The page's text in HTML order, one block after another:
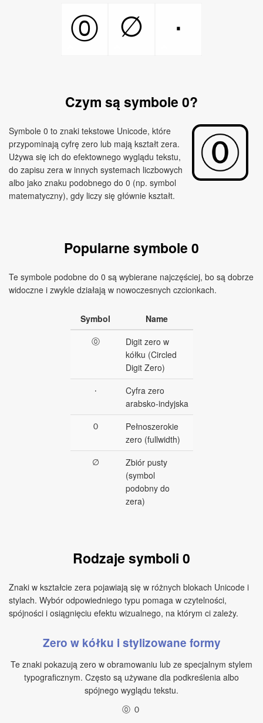
⓪ ∅ ٠
Czym są symbole 0?
Symbole 0 to znaki tekstowe Unicode, które
przypominają cyfrę zero lub mają kształt zera.
Używa się ich do efektownego wyglądu tekstu,
do zapisu zera w innych systemach liczbowych
albo jako znaku podobnego do 0 (np. symbol
matematyczny), gdy liczy się głównie kształt.
Popularne symbole 0
Te symbole podobne do 0 są wybierane najczęściej, bo są dobrze
widoczne i zwykle działają w nowoczesnych czcionkach.
Symbol
Name
⓪
Digit zero w
kółku (Circled
Digit Zero)
٠
Cyfra zero
arabsko‑indyjska
０
Pełnoszerokie
zero (fullwidth)
∅
Zbiór pusty
(symbol
podobny do
zera)
Rodzaje symboli 0
Znaki w kształcie zera pojawiają się w różnych blokach Unicode i
stylach. Wybór odpowiedniego typu pomaga w czytelności,
spójności i osiągnięciu efektu wizualnego, na którym ci zależy.
Zero w kółku i stylizowane formy
Te znaki pokazują zero w obramowaniu lub ze specjalnym stylem
typograficznym. Często są używane dla podkreślenia albo
spójnego wyglądu tekstu.
⓪ ０